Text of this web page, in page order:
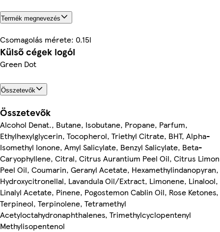
Termék megnevezés
Csomagolás mérete: 0.15l
Külső cégek logói
Green Dot
Összetevők
Összetevők
Alcohol Denat., Butane, Isobutane, Propane, Parfum,
Ethylhexylglycerin, Tocopherol, Triethyl Citrate, BHT, Alpha-
Isomethyl Ionone, Amyl Salicylate, Benzyl Salicylate, Beta-
Caryophyllene, Citral, Citrus Aurantium Peel Oil, Citrus Limon
Peel Oil, Coumarin, Geranyl Acetate, Hexamethylindanopyran,
Hydroxycitronellal, Lavandula Oil/Extract, Limonene, Linalool,
Linalyl Acetate, Pinene, Pogostemon Cablin Oil, Rose Ketones,
Terpineol, Terpinolene, Tetramethyl
Acetyloctahydronaphthalenes, Trimethylcyclopentenyl
Methylisopentenol